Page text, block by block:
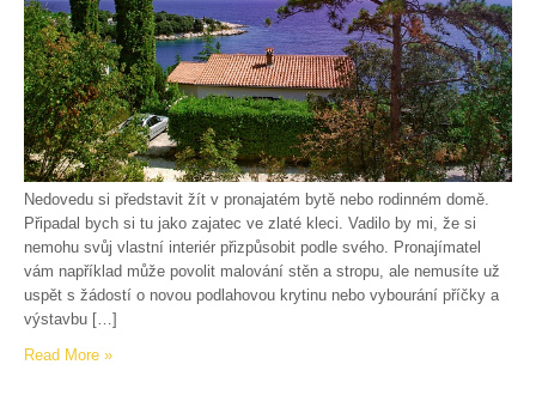
Nedovedu si představit žít v pronajatém bytě nebo rodinném domě.
Připadal bych si tu jako zajatec ve zlaté kleci. Vadilo by mi, že si
nemohu svůj vlastní interiér přizpůsobit podle svého. Pronajímatel
vám například může povolit malování stěn a stropu, ale nemusíte už
uspět s žádostí o novou podlahovou krytinu nebo vybourání příčky a
výstavbu […]
Read More »